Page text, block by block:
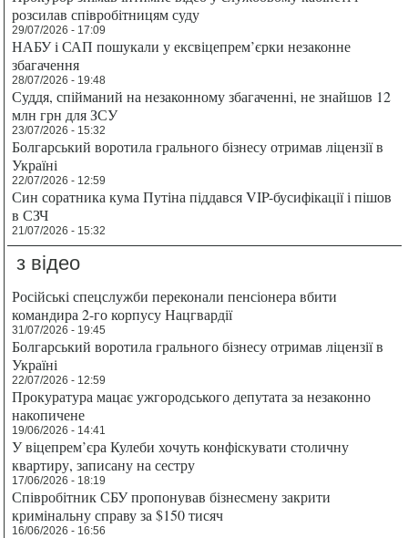
розсилав співробітницям суду
29/07/2026 - 17:09
НАБУ і САП пошукали у ексвіцепрем’єрки незаконне
збагачення
28/07/2026 - 19:48
Суддя, спійманий на незаконному збагаченні, не знайшов 12
млн грн для ЗСУ
23/07/2026 - 15:32
Болгарський воротила грального бізнесу отримав ліцензії в
Україні
22/07/2026 - 12:59
Син соратника кума Путіна піддався VIP-бусифікації і пішов
в СЗЧ
21/07/2026 - 15:32
з відео
Російські спецслужби переконали пенсіонера вбити
командира 2-го корпусу Нацгвардії
31/07/2026 - 19:45
Болгарський воротила грального бізнесу отримав ліцензії в
Україні
22/07/2026 - 12:59
Прокуратура мацає ужгородського депутата за незаконно
накопичене
19/06/2026 - 14:41
У віцепрем’єра Кулеби хочуть конфіскувати столичну
квартиру, записану на сестру
17/06/2026 - 18:19
Співробітник СБУ пропонував бізнесмену закрити
кримінальну справу за $150 тисяч
16/06/2026 - 16:56